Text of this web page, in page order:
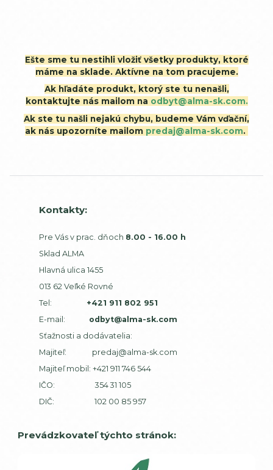
Ešte sme tu nestihli vložiť všetky produkty, ktoré
máme na sklade. Aktívne na tom pracujeme.
Ak hľadáte produkt, ktorý ste tu nenašli,
kontaktujte nás mailom na odbyt@alma-sk.com.
Ak ste tu našli nejakú chybu, budeme Vám vďační,
ak nás upozorníte mailom predaj@alma-sk.com.
Kontakty:
Pre Vás v prac. dňoch 8.00 - 16.00 h
Sklad ALMA
Hlavná ulica 1455
013 62 Veľké Rovné
Tel:
+421 911 802 951
E-mail: odbyt@alma-sk.com
Sťažnosti a dodávatelia:
Majiteľ: predaj@alma-sk.com
Majiteľ mobil: +421 911 746 544
IČO: 354 31 105
DIČ: 102 00 85 957
Prevádzkovateľ týchto stránok: